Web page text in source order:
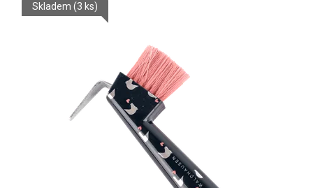
Skladem (3 ks)